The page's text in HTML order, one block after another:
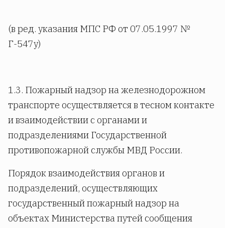
(в ред. указания МПС РФ от 07.05.1997 №
Г-547у)
1.3. Пожарный надзор на железнодорожном
транспорте осуществляется в тесном контакте
и взаимодействии с органами и
подразделениями Государственной
противопожарной службы МВД России.
Порядок взаимодействия органов и
подразделений, осуществляющих
государственный пожарный надзор на
объектах Министерства путей сообщения